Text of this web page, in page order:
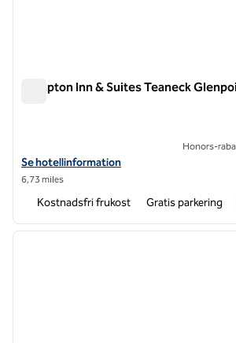
Hampton Inn & Suites Teaneck
Visa hotelldetaljer för Hampton Inn & Suites
Se hotellinformation
6,73 miles
Honors-
Kostnadsfri frukost Gratis parkering
1 av 12